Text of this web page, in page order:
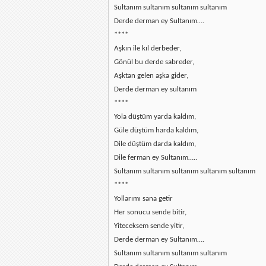
Sultanım sultanım sultanım sultanım
Derde derman ey Sultanım….
****
Aşkın ile kıl derbeder,
Gönül bu derde sabreder,
Aşktan gelen aşka gider,
Derde derman ey sultanım
****
Yola düştüm yarda kaldım,
Güle düştüm harda kaldım,
Dile düştüm darda kaldım,
Dile ferman ey Sultanım…..
Sultanım sultanım sultanım sultanım sultanım
****
Yollarımı sana getir
Her sonucu sende bitir,
Yiteceksem sende yitir,
Derde derman ey Sultanım….
Sultanım sultanım sultanım sultanım